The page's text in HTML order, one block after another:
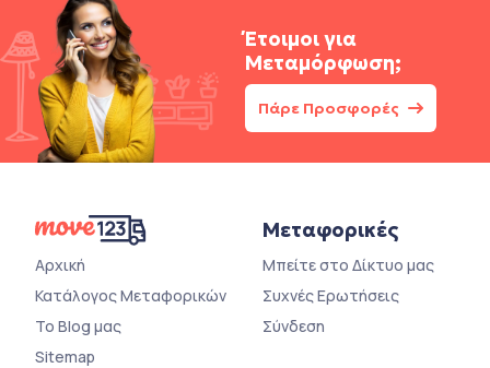
Έτοιμοι για
Μεταμόρφωση;
Πάρε Προσφορές
Αρχική
Κατάλογος Μεταφορικών
Το Blog μας
Sitemap
Μεταφορικές
Μπείτε στο Δίκτυο μας
Συχνές Ερωτήσεις
Σύνδεση